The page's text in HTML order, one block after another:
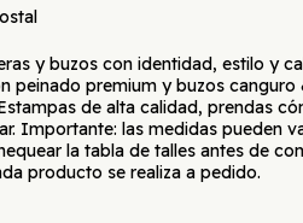
y buzos con identidad, estilo y
peinado premium y buzos
de alta calidad, prendas
Importante: las medidas pueden
la tabla de talles antes de
producto se realiza a pedido.